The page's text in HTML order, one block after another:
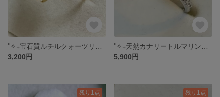
3,200円
5,900円
残り1点 残り1点